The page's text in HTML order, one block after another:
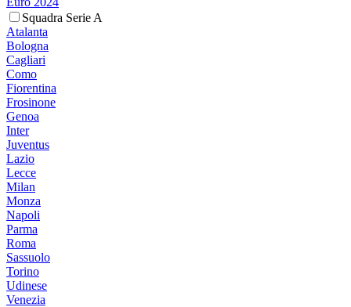
Squadra Serie A
Atalanta
Bologna
Cagliari
Como
Fiorentina
Frosinone
Genoa
Inter
Juventus
Lazio
Lecce
Milan
Monza
Napoli
Parma
Roma
Sassuolo
Torino
Udinese
Venezia